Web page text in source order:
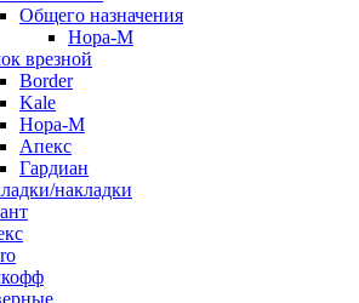
Общего назначения
Нора-М
врезной
Border
Kale
Нора-М
Апекс
Гардиан
накладки